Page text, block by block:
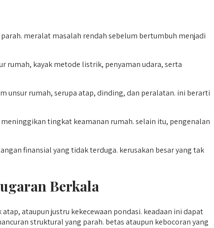
meralat masalah rendah sebelum bertumbuh menjadi
rumah, kayak metode listrik, penyaman udara, serta
unsur rumah, serupa atap, dinding, dan peralatan. ini berarti
tingkat keamanan rumah. selain itu, pengenalan
finansial yang tidak terduga. kerusakan besar yang tak
Berkala
ataupun justru kekecewaan pondasi. keadaan ini dapat
struktural yang parah. betas ataupun kebocoran yang